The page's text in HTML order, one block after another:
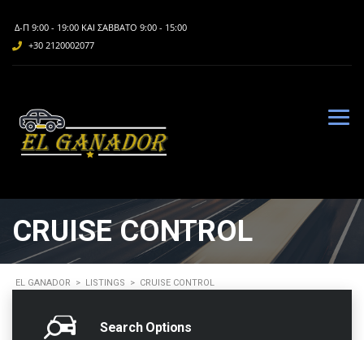
Δ-Π 9:00 - 19:00 ΚΑΙ ΣΆΒΒΑΤΟ 9:00 - 15:00
+30 2120002077
CRUISE CONTROL
EL GANADOR > LISTINGS > CRUISE CONTROL
Search Options